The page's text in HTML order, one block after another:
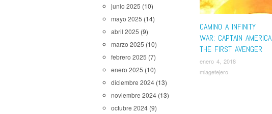
junio 2025 (10)
mayo 2025 (14)
abril 2025 (9)
marzo 2025 (10)
febrero 2025 (7)
enero 2025 (10)
diciembre 2024 (13)
noviembre 2024 (13)
octubre 2024 (9)
CAMINO A INFINITY
WAR: CAPTAIN AMERICA
THE FIRST AVENGER
enero 4, 2018
mlagetejero